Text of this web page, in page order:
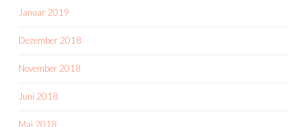
Januar 2019
Dezember 2018
November 2018
Juni 2018
Mai 2018